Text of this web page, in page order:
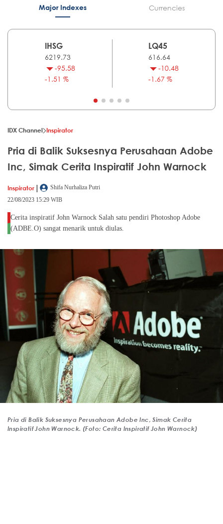
Major Indexes Currencies
IHSG
6219.73
-95.58
-1.51 %
LQ45
616.64
-10.48
-1.67 %
IDX Channel Inspirator
Pria di Balik Suksesnya Perusahaan Adobe
Inc, Simak Cerita Inspiratif John Warnock
Inspirator |
Shifa Nurhaliza Putri
22/08/2023 15:29 WIB
Cerita inspiratif John Warnock Salah satu pendiri Photoshop Adobe
(ADBE.O) sangat menarik untuk diulas.
Pria di Balik Suksesnya Perusahaan Adobe Inc, Simak Cerita
Inspiratif John Warnock. (Foto: Cerita Inspiratif John Warnock)